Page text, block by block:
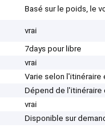
Basé sur le poids, le
vrai
7days pour libre
vrai
Varie selon l'itinéraire
Dépend de l'itinéraire
vrai
Disponible sur